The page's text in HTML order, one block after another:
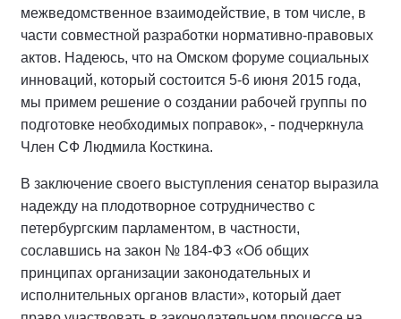
межведомственное взаимодействие, в том числе, в
части совместной разработки нормативно-правовых
актов. Надеюсь, что на Омском форуме социальных
инноваций, который состоится 5-6 июня 2015 года,
мы примем решение о создании рабочей группы по
подготовке необходимых поправок», - подчеркнула
Член СФ Людмила Косткина.
В заключение своего выступления сенатор выразила
надежду на плодотворное сотрудничество с
петербургским парламентом, в частности,
сославшись на закон № 184-ФЗ «Об общих
принципах организации законодательных и
исполнительных органов власти», который дает